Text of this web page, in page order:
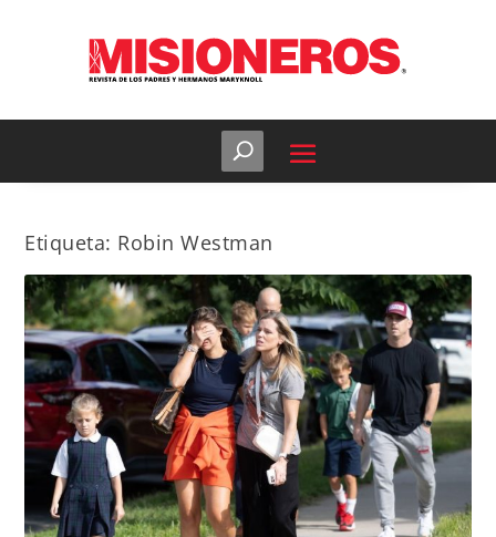
Etiqueta: Robin Westman